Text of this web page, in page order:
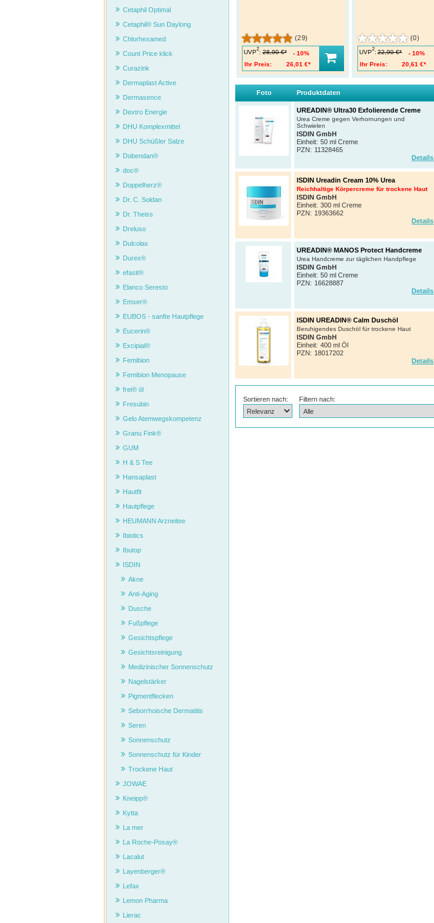
(29)
UVP
2
: 28,90 €*
Ihr Preis:
26,01 €*
10%
(0)
UVP
2
: 22,90 €*
Ihr Preis:
20,61 €*
10%
Foto Produktdaten
UREADIN® Ultra30 Exfolierende Creme
Urea Creme gegen Verhornungen und
Schwielen
ISDIN GmbH
Einheit: 50 ml Creme
PZN: 11328465
Details
ISDIN Ureadin Cream 10% Urea
Reichhaltige Körpercreme für trockene Haut
ISDIN GmbH
Einheit: 300 ml Creme
PZN: 19363662
Details
UREADIN® MANOS Protect Handcreme
Urea Handcreme zur täglichen Handpflege
ISDIN GmbH
Einheit: 50 ml Creme
PZN: 16628887
Details
ISDIN UREADIN® Calm Duschöl
Beruhigendes Duschöl für trockene Haut
ISDIN GmbH
Einheit: 400 ml Öl
PZN: 18017202
Details
Sortieren nach: Filtern nach:
Cetaphil Optimal
Cetaphil® Sun Daylong
Chlorhexamed
Count Price klick
Curazink
Dermaplast Active
Dermasence
Dextro Energie
DHU Komplexmittel
DHU Schüßler Salze
Dobendan®
doc®
Doppelherz®
Dr. C. Soldan
Dr. Theiss
Dreluso
Dulcolax
Durex®
efasit®
Elanco Seresto
Emser®
EUBOS - sanfte Hautpflege
Eucerin®
Excipial®
Femibion
Femibion Menopause
frei® öl
Fresubin
Gelo Atemwegskompetenz
Granu Fink®
GUM
H & S Tee
Hansaplast
Hautfit
Hautpflege
HEUMANN Arzneitee
Ibiotics
Ibutop
ISDIN
Akne
Anti-Aging
Dusche
Fußpflege
Gesichtspflege
Gesichtsreinigung
Medizinischer Sonnenschutz
Nagelstärker
Pigmentflecken
Seborrhoische Dermatitis
Seren
Sonnenschutz
Sonnenschutz für Kinder
Trockene Haut
JOWAE
Kneipp®
Kytta
La mer
La Roche-Posay®
Lacalut
Layenberger®
Lefax
Lemon Pharma
Lierac